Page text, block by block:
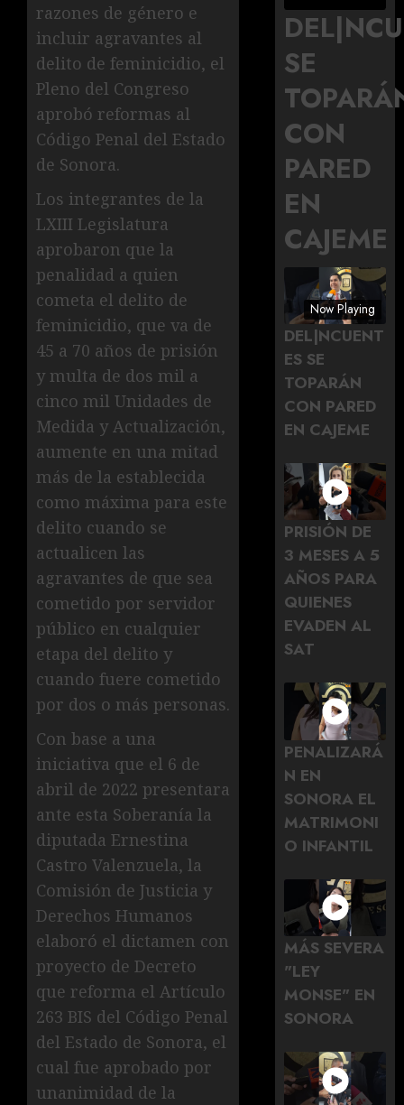
razones de género e
incluir agravantes al
delito de feminicidio, el
Pleno del Congreso
aprobó reformas al
Código Penal del Estado
de Sonora.
Los integrantes de la
LXIII Legislatura
aprobaron que la
penalidad a quien
cometa el delito de
feminicidio, que va de
45 a 70 años de prisión
y multa de dos mil a
cinco mil Unidades de
Medida y Actualización,
aumente en una mitad
más de la establecida
como máxima para este
delito cuando se
actualicen las
agravantes de que sea
cometido por servidor
público en cualquier
etapa del delito y
cuando fuere cometido
por dos o más personas.
Con base a una
iniciativa que el 6 de
abril de 2022 presentara
ante esta Soberanía la
diputada Ernestina
Castro Valenzuela, la
Comisión de Justicia y
Derechos Humanos
elaboró el dictamen con
proyecto de Decreto
que reforma el Artículo
263 BIS del Código Penal
del Estado de Sonora, el
cual fue aprobado por
unanimidad de la
SE
CON
PARED
EN
CAJEME
Now Playing
DEL|NCUENT
ES SE
TOPARÁN
CON PARED
EN CAJEME
PRISIÓN DE
3 MESES A 5
AÑOS PARA
QUIENES
EVADEN AL
SAT
PENALIZARÁ
N EN
SONORA EL
MATRIMONI
O INFANTIL
MÁS SEVERA
"LEY
MONSE" EN
SONORA